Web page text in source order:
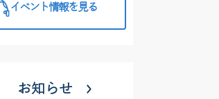
イベント情報を見る
お知らせ